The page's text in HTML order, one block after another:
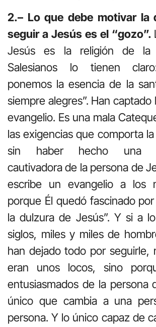
2.– Lo que debe motivar la
seguir a Jesús es el “gozo”.
Jesús es la religión de la
Salesianos lo tienen
ponemos la esencia de la
siempre alegres”. Han captado
evangelio. Es una mala
las exigencias que comporta
sin haber hecho una
cautivadora de la persona de
escribe un evangelio a los
porque Él quedó fascinado
la dulzura de Jesús”. Y si a
siglos, miles y miles de
han dejado todo por seguirle,
eran unos locos, sino
entusiasmados de la persona
único que cambia a una
persona. Y lo único capaz de